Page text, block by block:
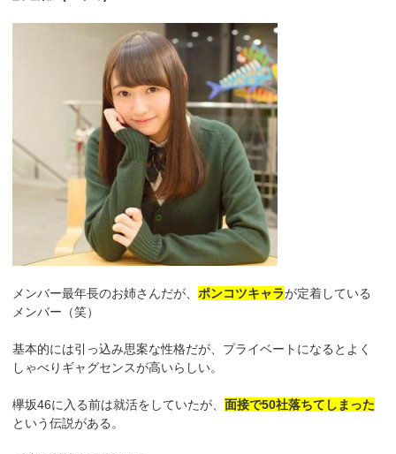
メンバー最年長のお姉さんだが、ポンコツキャラが定着している
メンバー（笑）
基本的には引っ込み思案な性格だが、プライベートになるとよく
しゃべりギャグセンスが高いらしい。
欅坂46に入る前は就活をしていたが、面接で50社落ちてしまった
という伝説がある。